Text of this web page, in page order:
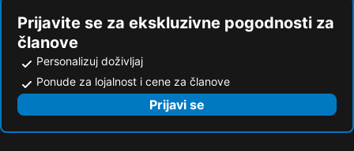
Prijavite se za ekskluzivne pogodnosti za
članove
Personalizuj doživljaj
Ponude za lojalnost i cene za članove
Prijavi se